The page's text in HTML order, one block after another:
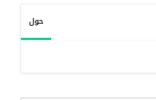
حول